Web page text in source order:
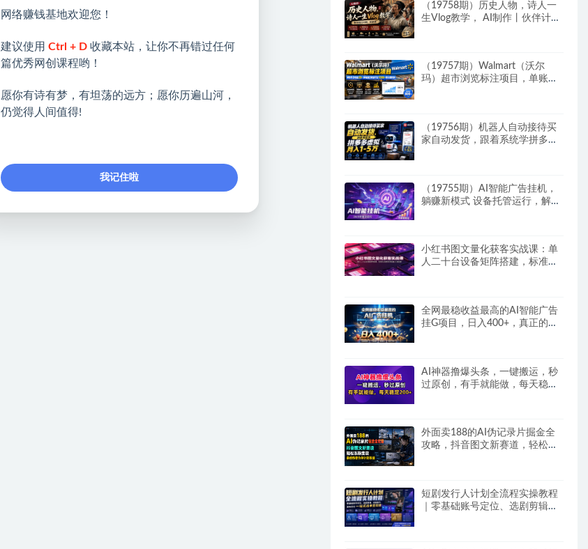
（19758期）历史人物，诗人一
生Vlog教学， AI制作丨伙伴计划
（19757期）Walmart（沃尔
玛）超市浏览标注项目，单账号
（19756期）机器人自动接待买
家自动发货，跟着系统学拼多多
（19755期）AI智能广告挂机，
躺赚新模式 设备托管运行，解放
小红书图文量化获客实战课：单
人二十台设备矩阵搭建，标准化
全网最稳收益最高的AI智能广告
挂G项目，日入400+，真正的躺
AI神器撸爆头条，一键搬运，秒
过原创，有手就能做，每天稳定
外面卖188的AI伪记录片掘金全
攻略，抖音图文新赛道，轻松涨
短剧发行人计划全流程实操教程
｜零基础账号定位、选剧剪辑、
网络赚钱基地欢迎您！
建议使用 Ctrl + D 收藏本站，让你不再错过任何
篇优秀网创课程哟！
愿你有诗有梦，有坦荡的远方；愿你历遍山河，
仍觉得人间值得!
我记住啦